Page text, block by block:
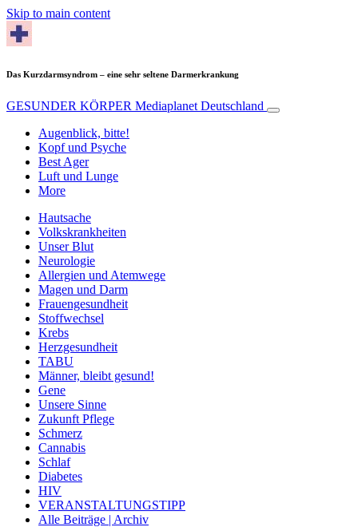
Skip to main content
Das Kurzdarmsyndrom – eine sehr seltene Darmerkrankung
GESUNDER KÖRPER Mediaplanet Deutschland
Augenblick, bitte!
Kopf und Psyche
Best Ager
Luft und Lunge
More
Hautsache
Volkskrankheiten
Unser Blut
Neurologie
Allergien und Atemwege
Magen und Darm
Frauengesundheit
Stoffwechsel
Krebs
Herzgesundheit
TABU
Männer, bleibt gesund!
Gene
Unsere Sinne
Zukunft Pflege
Schmerz
Cannabis
Schlaf
Diabetes
HIV
VERANSTALTUNGSTIPP
Alle Beiträge | Archiv